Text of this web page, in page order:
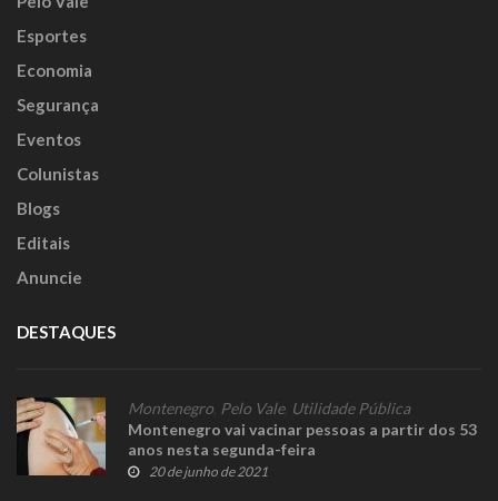
Esportes
Economia
Segurança
Eventos
Colunistas
Blogs
Editais
Anuncie
DESTAQUES
Montenegro Pelo Vale, Utilidade Pública
Montenegro vai vacinar pessoas a partir dos 53
anos nesta segunda-feira
20 de junho de 2021